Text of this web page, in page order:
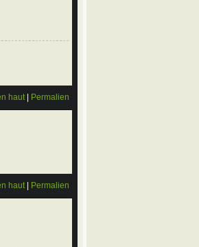
haut| Permalien
haut| Permalien